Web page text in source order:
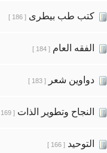
كتب طب بيطرى [ 186 ]
الفقه العام [ 184 ]
دواوين شعر [ 183 ]
النجاح وتطوير الذات [ 169 ]
التوحيد [ 166 ]